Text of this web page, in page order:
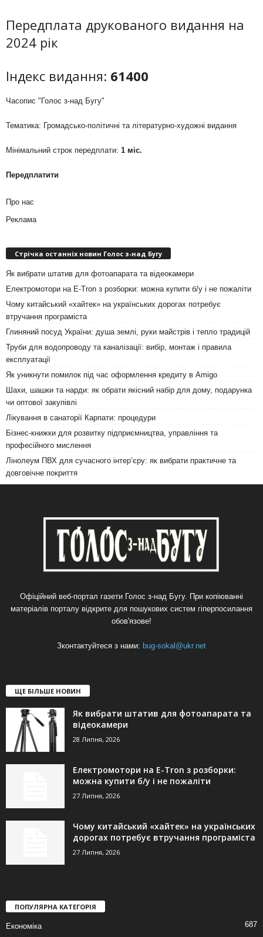
Передплата друкованого видання на
2024 рік
Індекс видання: 61400
Часопис "Голос з-над Бугу"
Тематика: Громадсько-політичні та літературно-художні видання
Мінімальний строк передплати: 1 міс.
Передплатити
Про нас
Реклама
Стрічка останніх новин Голос з-над Бугу
Як вибрати штатив для фотоапарата та відеокамери
Електромотори на E-Tron з розборки: можна купити б/у і не пожаліти
Чому китайський «хайтек» на українських дорогах потребує
втручання програміста
Глиняний посуд України: душа землі, руки майстрів і тепло традицій
Труби для водопроводу та каналізації: вибір, монтаж і правила
експлуатації
Як уникнути помилок під час оформлення кредиту в Amigo
Шахи, шашки та нарди: як обрати якісний набір для дому, подарунка
чи оптової закупівлі
Лікування в санаторії Карпати: процедури
Бізнес-книжки для розвитку підприємництва, управління та
професійного мислення
Лінолеум ПВХ для сучасного інтер’єру: як вибрати практичне та
довговічне покриття
Офіційний веб-портал газети Голос з-над Бугу. При копіюванні
матеріалів порталу відкрите для пошукових систем гіперпосилання
обов'язове!
Зконтактуйтеся з нами: bug-sokal@ukr.net
ЩЕ БІЛЬШЕ НОВИН
Як вибрати штатив для фотоапарата та
відеокамери
28 Липня, 2026
Електромотори на E-Tron з розборки:
можна купити б/у і не пожаліти
27 Липня, 2026
Чому китайський «хайтек» на українських
дорогах потребує втручання програміста
27 Липня, 2026
ПОПУЛЯРНА КАТЕГОРІЯ
Економіка 687